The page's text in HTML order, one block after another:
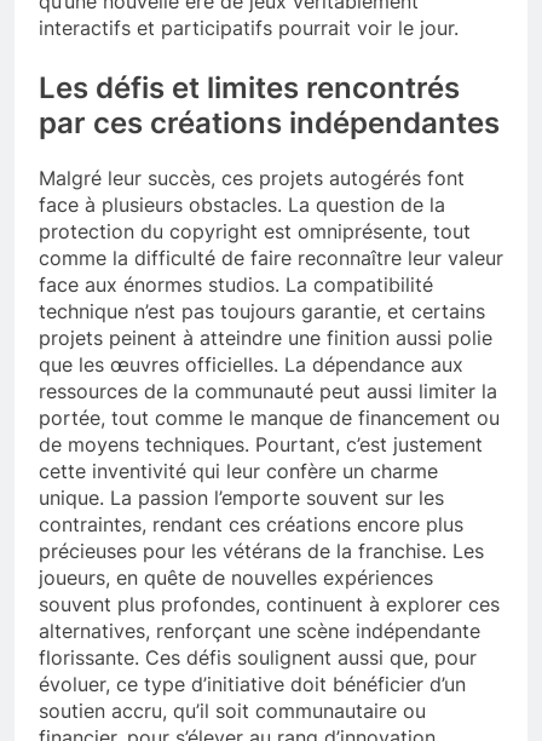
interactifs et participatifs pourrait voir le jour.
Les défis et limites rencontrés
par ces créations indépendantes
Malgré leur succès, ces projets autogérés font
face à plusieurs obstacles. La question de la
protection du copyright est omniprésente, tout
comme la difficulté de faire reconnaître leur valeur
face aux énormes studios. La compatibilité
technique n’est pas toujours garantie, et certains
projets peinent à atteindre une finition aussi polie
que les œuvres officielles. La dépendance aux
ressources de la communauté peut aussi limiter la
portée, tout comme le manque de financement ou
de moyens techniques. Pourtant, c’est justement
cette inventivité qui leur confère un charme
unique. La passion l’emporte souvent sur les
contraintes, rendant ces créations encore plus
précieuses pour les vétérans de la franchise. Les
joueurs, en quête de nouvelles expériences
souvent plus profondes, continuent à explorer ces
alternatives, renforçant une scène indépendante
florissante. Ces défis soulignent aussi que, pour
évoluer, ce type d’initiative doit bénéficier d’un
soutien accru, qu’il soit communautaire ou